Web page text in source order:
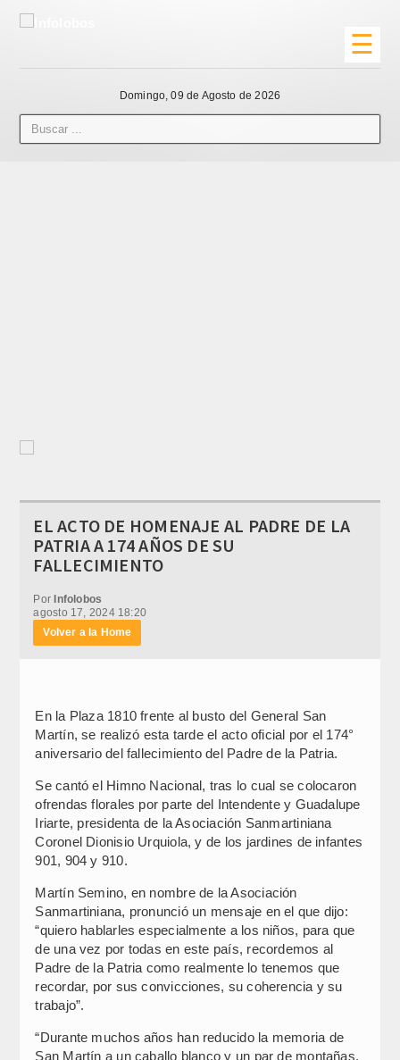
☰
Domingo, 09 de Agosto de 2026
EL ACTO DE HOMENAJE AL PADRE DE LA
PATRIA A 174 AÑOS DE SU
FALLECIMIENTO
Por Infolobos
agosto 17, 2024 18:20
Volver a la Home
En la Plaza 1810 frente al busto del General San
Martín, se realizó esta tarde el acto oficial por el 174°
aniversario del fallecimiento del Padre de la Patria.
Se cantó el Himno Nacional, tras lo cual se colocaron
ofrendas florales por parte del Intendente y Guadalupe
Iriarte, presidenta de la Asociación Sanmartiniana
Coronel Dionisio Urquiola, y de los jardines de infantes
901, 904 y 910.
Martín Semino, en nombre de la Asociación
Sanmartiniana, pronunció un mensaje en el que dijo:
“quiero hablarles especialmente a los niños, para que
de una vez por todas en este país, recordemos al
Padre de la Patria como realmente lo tenemos que
recordar, por sus convicciones, su coherencia y su
trabajo”.
“Durante muchos años han reducido la memoria de
San Martín a un caballo blanco y un par de montañas,